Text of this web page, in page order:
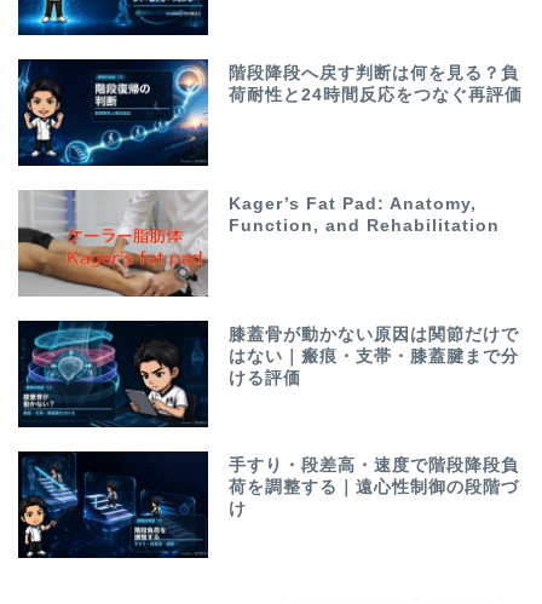
階段降段へ戻す判断は何を見る？負
荷耐性と24時間反応をつなぐ再評価
Kager’s Fat Pad: Anatomy,
Function, and Rehabilitation
膝蓋骨が動かない原因は関節だけで
はない｜瘢痕・支帯・膝蓋腱まで分
ける評価
手すり・段差高・速度で階段降段負
荷を調整する｜遠心性制御の段階づ
け